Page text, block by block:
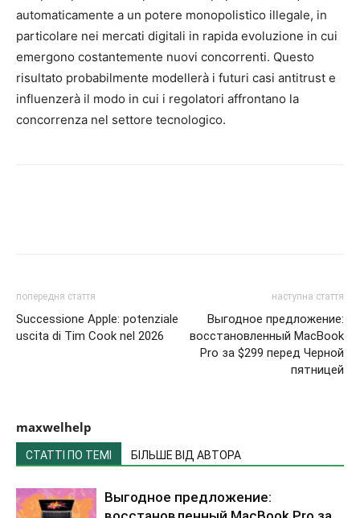
automaticamente a un potere monopolistico illegale, in
particolare nei mercati digitali in rapida evoluzione in cui
emergono costantemente nuovi concorrenti. Questo
risultato probabilmente modellerà i futuri casi antitrust e
influenzerà il modo in cui i regolatori affrontano la
concorrenza nel settore tecnologico.
попередня стаття
Successione Apple: potenziale
uscita di Tim Cook nel 2026
наступна стаття
Выгодное предложение:
восстановленный MacBook
Pro за $299 перед Черной
пятницей
maxwelhelp
СТАТТІ ПО ТЕМІ БІЛЬШЕ ВІД АВТОРА
Выгодное предложение: